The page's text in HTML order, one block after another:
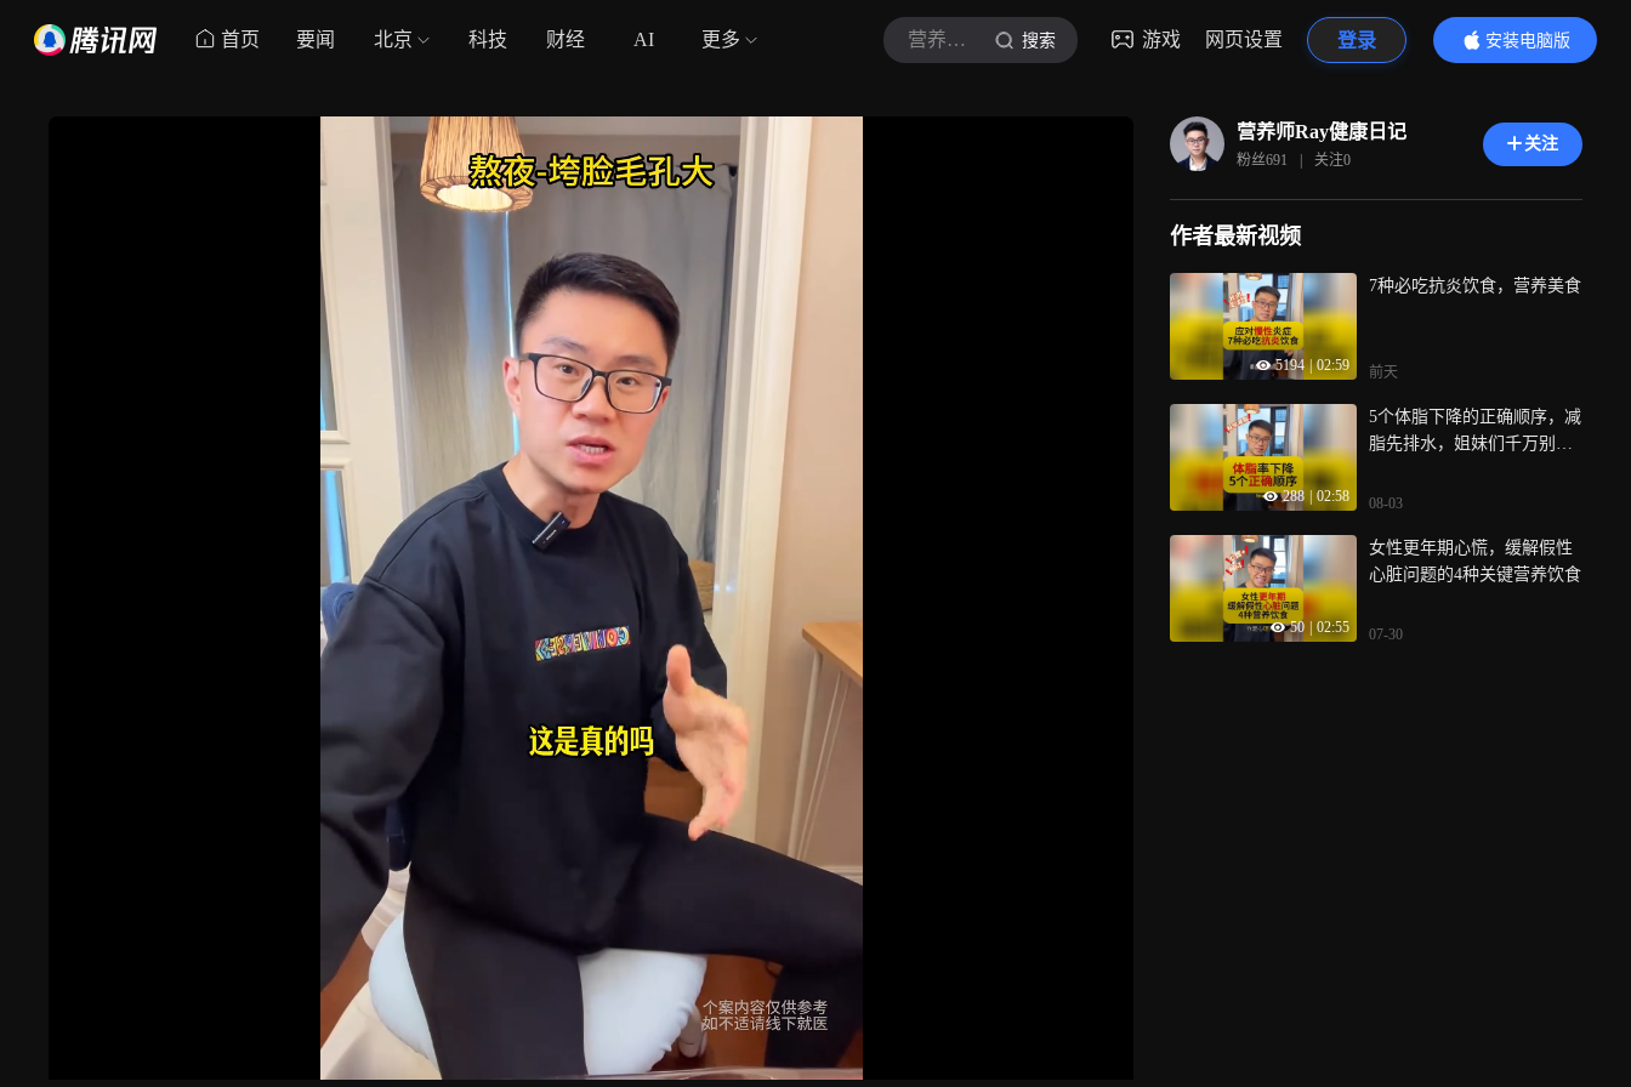
首页 要闻 北京 科技 财经 AI 更多 营养师Ray健康日记 搜索 游戏 网页设置 登录
安装电脑版
内容更精彩
营养师Ray健康日记
粉丝691 | 关注0
关注
作者最新视频
5194 | 02:59
7种必吃抗炎饮食，营养美食
前天
288 02:58
5个体脂下降的正确顺序，减
脂先排水，姐妹们千万别乱
08-03
50 02:55
女性更年期心慌，缓解假性
心脏问题的4种关键营养饮食
07-30